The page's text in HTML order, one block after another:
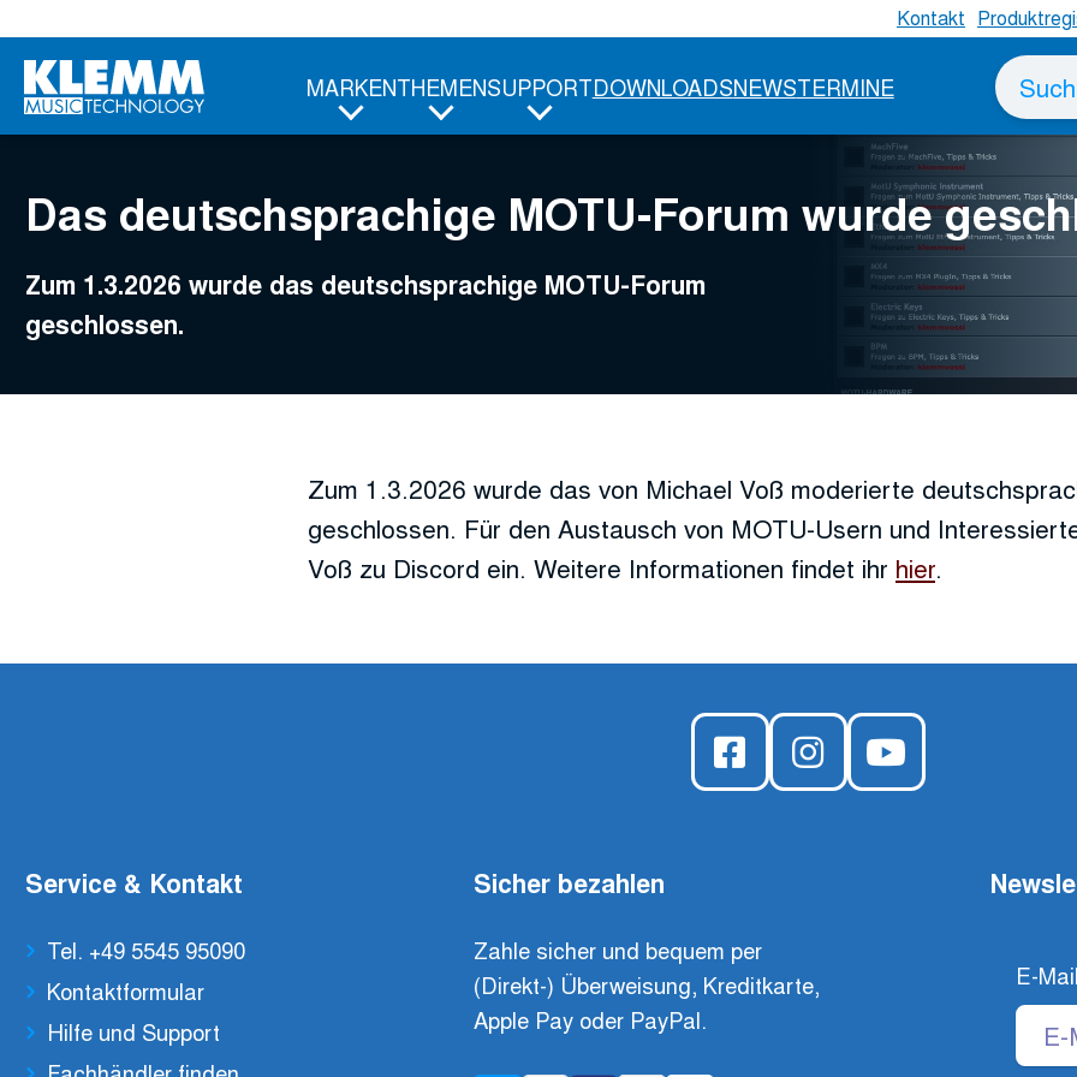
Hauptinhalt
Kontakt
MARKENTHEMENSUPPORTDOWNLOADSNEWSTERMINE
Suche
nach
Das deutschsprachige MOTU-Forum wurde
Zum 1.3.2026 wurde das deutschsprachige MOTU-Forum
geschlossen.
Zum 1.3.2026 wurde das von Michael Voß moderierte
geschlossen. Für den Austausch von MOTU-Usern und
Voß zu Discord ein. Weitere Informationen findet ihr hier.
Service & Kontakt
Tel. +49 5545 95090
Kontaktformular
Hilfe und Support
Sicher bezahlen
Zahle sicher und bequem per
(Direkt-) Überweisung, Kreditkarte,
Apple Pay oder PayPal.
E-Mail